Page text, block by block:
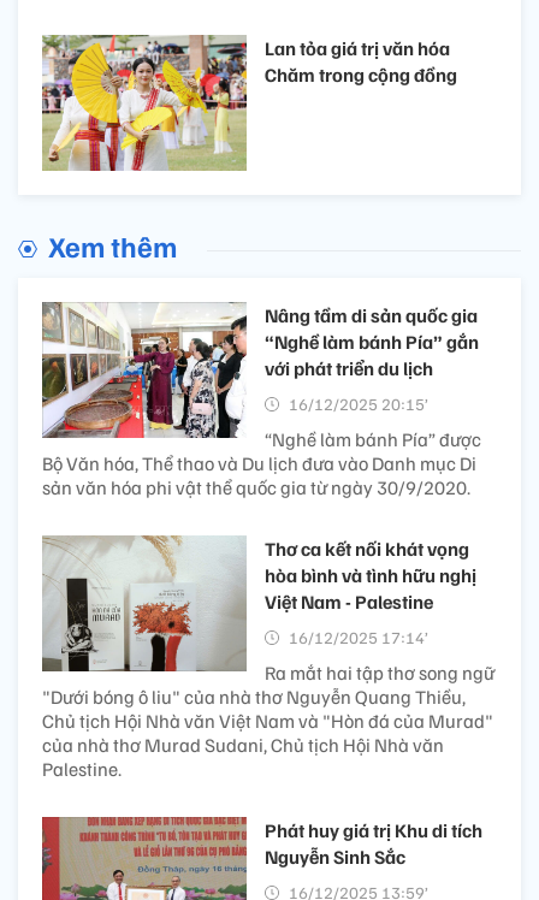
Lan tỏa giá trị văn hóa
Chăm trong cộng đồng
Xem thêm
Nâng tầm di sản quốc gia
“Nghề làm bánh Pía” gắn
với phát triển du lịch
16/12/2025 20:15’
“Nghề làm bánh Pía” được
Bộ Văn hóa, Thể thao và Du lịch đưa vào Danh mục Di
sản văn hóa phi vật thể quốc gia từ ngày 30/9/2020.
Thơ ca kết nối khát vọng
hòa bình và tình hữu nghị
Việt Nam - Palestine ​
16/12/2025 17:14’
Ra mắt hai tập thơ song ngữ
"Dưới bóng ô liu" của nhà thơ Nguyễn Quang Thiều,
Chủ tịch Hội Nhà văn Việt Nam và "Hòn đá của Murad"
của nhà thơ Murad Sudani, Chủ tịch Hội Nhà văn
Palestine.
Phát huy giá trị Khu di tích
Nguyễn Sinh Sắc
16/12/2025 13:59’